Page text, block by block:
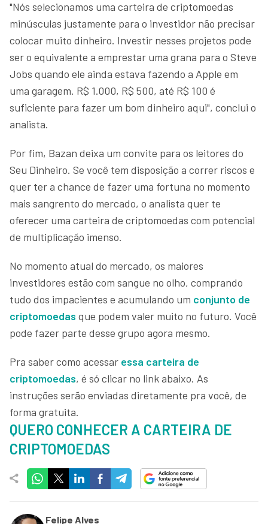
"Nós selecionamos uma carteira de criptomoedas
minúsculas justamente para o investidor não precisar
colocar muito dinheiro. Investir nesses projetos pode
ser o equivalente a emprestar uma grana para o Steve
Jobs quando ele ainda estava fazendo a Apple em
uma garagem. R$ 1.000, R$ 500, até R$ 100 é
suficiente para fazer um bom dinheiro aqui", conclui o
analista.
Por fim, Bazan deixa um convite para os leitores do
Seu Dinheiro. Se você tem disposição a correr riscos e
quer ter a chance de fazer uma fortuna no momento
mais sangrento do mercado, o analista quer te
oferecer uma carteira de criptomoedas com potencial
de multiplicação imenso.
No momento atual do mercado, os maiores
investidores estão com sangue no olho, comprando
tudo dos impacientes e acumulando um conjunto de
criptomoedas que podem valer muito no futuro. Você
pode fazer parte desse grupo agora mesmo.
Pra saber como acessar essa carteira de
criptomoedas, é só clicar no link abaixo. As
instruções serão enviadas diretamente pra você, de
forma gratuita.
QUERO CONHECER A CARTEIRA DE
CRIPTOMOEDAS
Felipe Alves